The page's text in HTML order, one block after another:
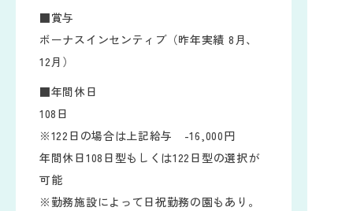
■賞与
ボーナスインセンティブ（昨年実績 8月、
12月）
■年間休日
108日
※122日の場合は上記給与 -16,000円
年間休日108日型もしくは122日型の選択が
可能
※勤務施設によって日祝勤務の園もあり。